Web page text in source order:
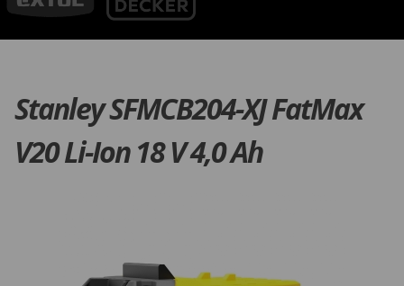
Stanley SFMCB204-XJ FatMax
V20 Li-Ion 18 V 4,0 Ah